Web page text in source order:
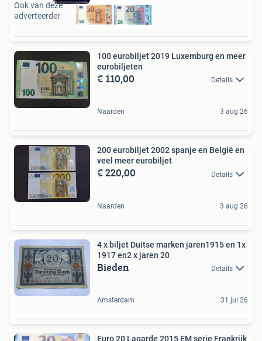
Ook van deze
adverteerder
100 eurobiljet 2019 Luxemburg en meer
eurobiljeten
€ 110,00 Details
Naarden 3 aug 26
200 eurobiljet 2002 spanje en België en
veel meer eurobiljet
€ 220,00 Details
Naarden 3 aug 26
4 x biljet Duitse marken jaren1915 en 1x
1917 en2 x jaren 20
Bieden Details
Amsterdam 31 jul 26
Euro 20 Lagarde 2015 EM serie Frankrijk